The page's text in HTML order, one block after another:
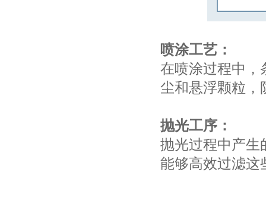
喷涂工艺：
在喷涂过程中，
尘和悬浮颗粒，
抛光工序：
抛光过程中产生
能够高效过滤这